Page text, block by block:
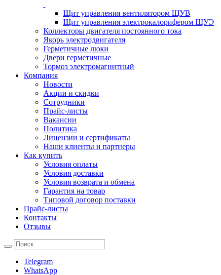
Щит управления вентилятором ЩУВ
Щит управления электрокалорифером ЩУЭ
Коллекторы двигателя постоянного тока
Якорь электродвигателя
Герметичные люки
Двери герметичные
Тормоз электромагнитный
Компания
Новости
Акции и скидки
Сотрудники
Прайс-листы
Вакансии
Политика
Лицензии и сертификаты
Наши клиенты и партнеры
Как купить
Условия оплаты
Условия доставки
Условия возврата и обмена
Гарантия на товар
Типовой договор поставки
Прайс-листы
Контакты
Отзывы
Telegram
WhatsApp